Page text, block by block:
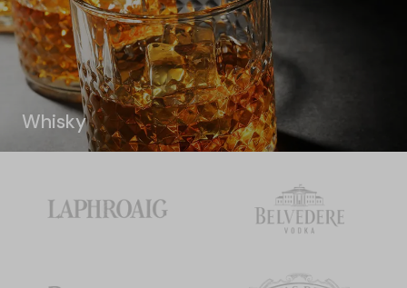
Whisky